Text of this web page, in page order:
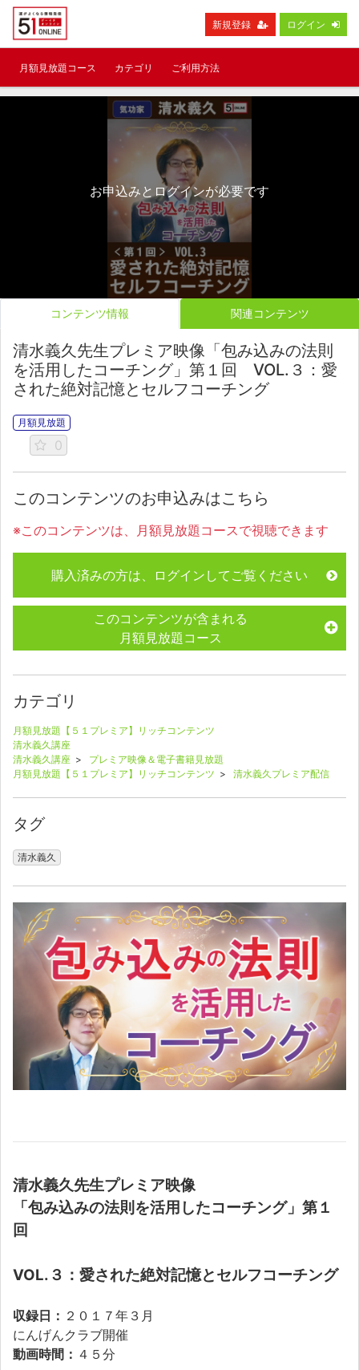
新規登録 ログイン
月額見放題コース カテゴリ ご利用方法
お申込みとログインが必要です
コンテンツ情報 関連コンテンツ
清水義久先生プレミア映像「包み込みの法則
を活用したコーチング」第１回 VOL.３：愛
された絶対記憶とセルフコーチング
月額見放題
0
このコンテンツのお申込みはこちら
※このコンテンツは、月額見放題コースで視聴できます
購入済みの方は、ログインしてご覧ください
このコンテンツが含まれる
月額見放題コース
カテゴリ
月額見放題【５１プレミア】リッチコンテンツ
清水義久講座
清水義久講座 > プレミア映像＆電子書籍見放題
月額見放題【５１プレミア】リッチコンテンツ > 清水義久プレミア配信
タグ
清水義久
清水義久先生プレミア映像
「包み込みの法則を活用したコーチング」第１
回
VOL.３：愛された絶対記憶とセルフコーチング
収録日： ２０１７年３月
にんげんクラブ開催
動画時間： ４５分